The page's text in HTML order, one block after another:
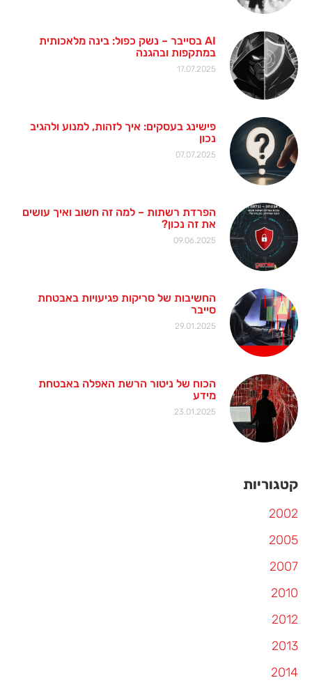
AI בסייבר – נשק כפול: בינה מלאכותית
במתקפות ובהגנה
17.07.2025
פישינג בעסקים: איך לזהות, למנוע ולהגיב
נכון
07.07.2025
הפרדת רשתות – למה זה חשוב ואיך עושים
את זה נכון?
09.06.2025
החשיבות של סריקות פגיעויות באבטחת
סייבר
29.01.2025
הכוח של ניטור הרשת האפלה באבטחת
מידע
23.01.2025
קטגוריות
2002
2005
2007
2010
2012
2013
2014